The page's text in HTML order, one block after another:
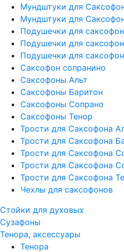
Мундштуки для
Мундштуки для
Подушечки для
Подушечки для
Подушечки для
Саксофон сопранино
Саксофоны Альт
Саксофоны Баритон
Саксофоны Сопрано
Саксофоны Тенор
Трости для Саксофона
Трости для Саксофона
Трости для Саксофона
Трости для Саксофона
Трости для Саксофона
Чехлы для саксофонов
Стойки для духовых
Сузафоны
Тенора, аксессуары
Тенора